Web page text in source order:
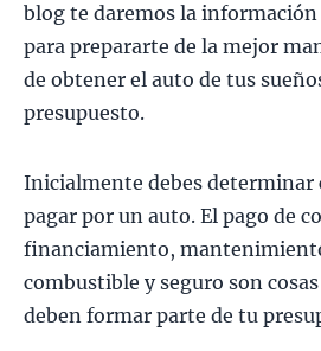
blog te daremos la
para prepararte de la mejor
de obtener el auto de tus
presupuesto.
Inicialmente debes determinar
pagar por un auto. El pago de
financiamiento,
combustible y seguro son
deben formar parte de tu